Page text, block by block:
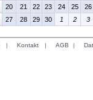
20 21 22 23 24 25 26
27 28 29 30 1 2 3
| Kontakt | AGB |